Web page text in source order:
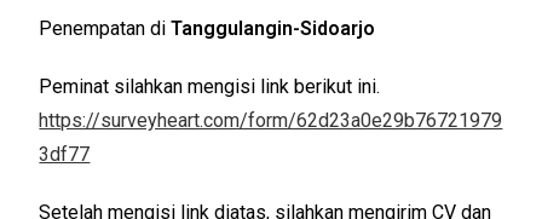
Penempatan diTanggulangin-Sidoarjo
Peminat silahkan mengisi link berikut ini.
https://surveyheart.com/form/62d23a0e29b76721979
3df77
Setelah mengisi link diatas, silahkan mengirim CV dan